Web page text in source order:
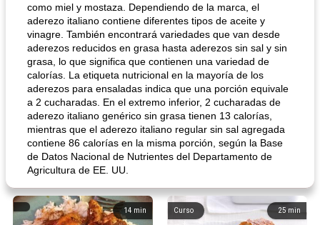
como miel y mostaza. Dependiendo de la marca, el
aderezo italiano contiene diferentes tipos de aceite y
vinagre. También encontrará variedades que van desde
aderezos reducidos en grasa hasta aderezos sin sal y sin
grasa, lo que significa que contienen una variedad de
calorías. La etiqueta nutricional en la mayoría de los
aderezos para ensaladas indica que una porción equivale
a 2 cucharadas. En el extremo inferior, 2 cucharadas de
aderezo italiano genérico sin grasa tienen 13 calorías,
mientras que el aderezo italiano regular sin sal agregada
contiene 86 calorías en la misma porción, según la Base
de Datos Nacional de Nutrientes del Departamento de
Agricultura de EE. UU.
14 min 25 min
Curso